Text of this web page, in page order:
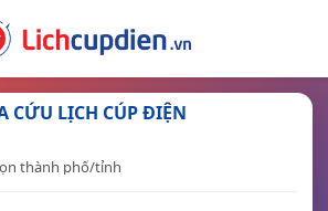
CỨU LỊCH CÚP ĐIỆN